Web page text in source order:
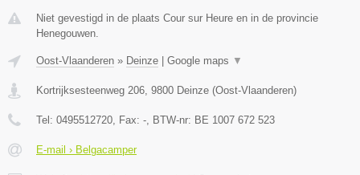
Niet gevestigd in de plaats Cour sur Heure en in de provincie
Henegouwen.
Oost-Vlaanderen » Deinze Google maps ▼
Kortrijksesteenweg 206, 9800 Deinze (Oost-Vlaanderen)
Tel: 0495512720, Fax: -, BTW-nr: BE 1007 672 523
E-mail › Belgacamper